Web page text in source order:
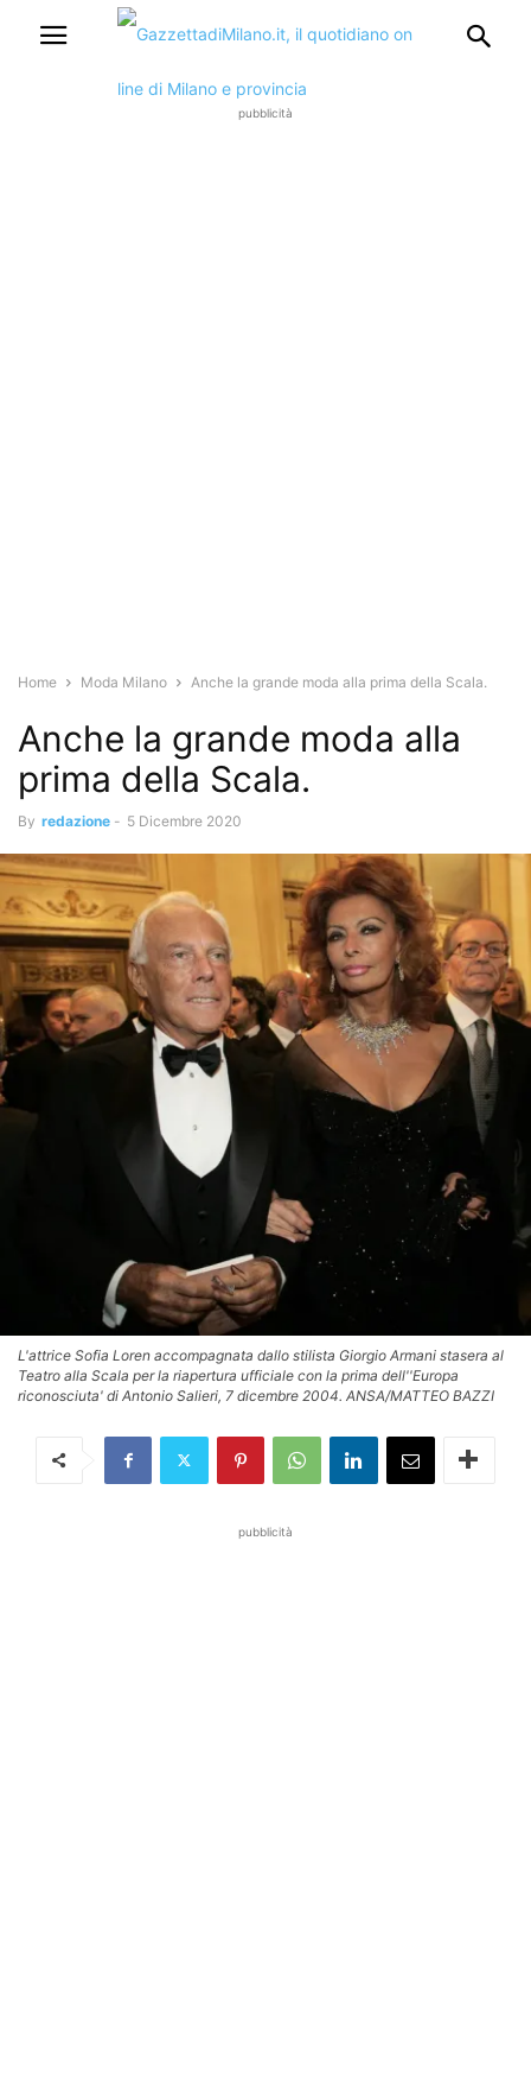
pubblicità
Home Moda Milano Anche la grande moda alla prima della Scala.
Anche la grande moda alla
prima della Scala.
By redazione - 5 Dicembre 2020
L'attrice Sofia Loren accompagnata dallo stilista Giorgio Armani stasera al
Teatro alla Scala per la riapertura ufficiale con la prima dell''Europa
riconosciuta' di Antonio Salieri, 7 dicembre 2004. ANSA/MATTEO BAZZI
pubblicità